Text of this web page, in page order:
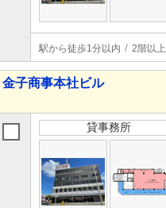
駅から徒歩1分以内 2階以上
金子商事本社ビル
貸事務所